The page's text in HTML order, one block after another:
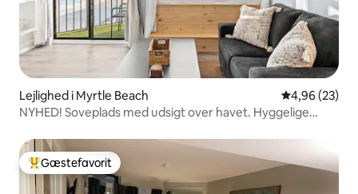
Lejlighed i Myrtle Beach 4,96 ud af 5 i
4,96 (23)
NYHED! Soveplads med udsigt over havet. Hyggelige
Bedste gæstefavorit
Gæstefavorit